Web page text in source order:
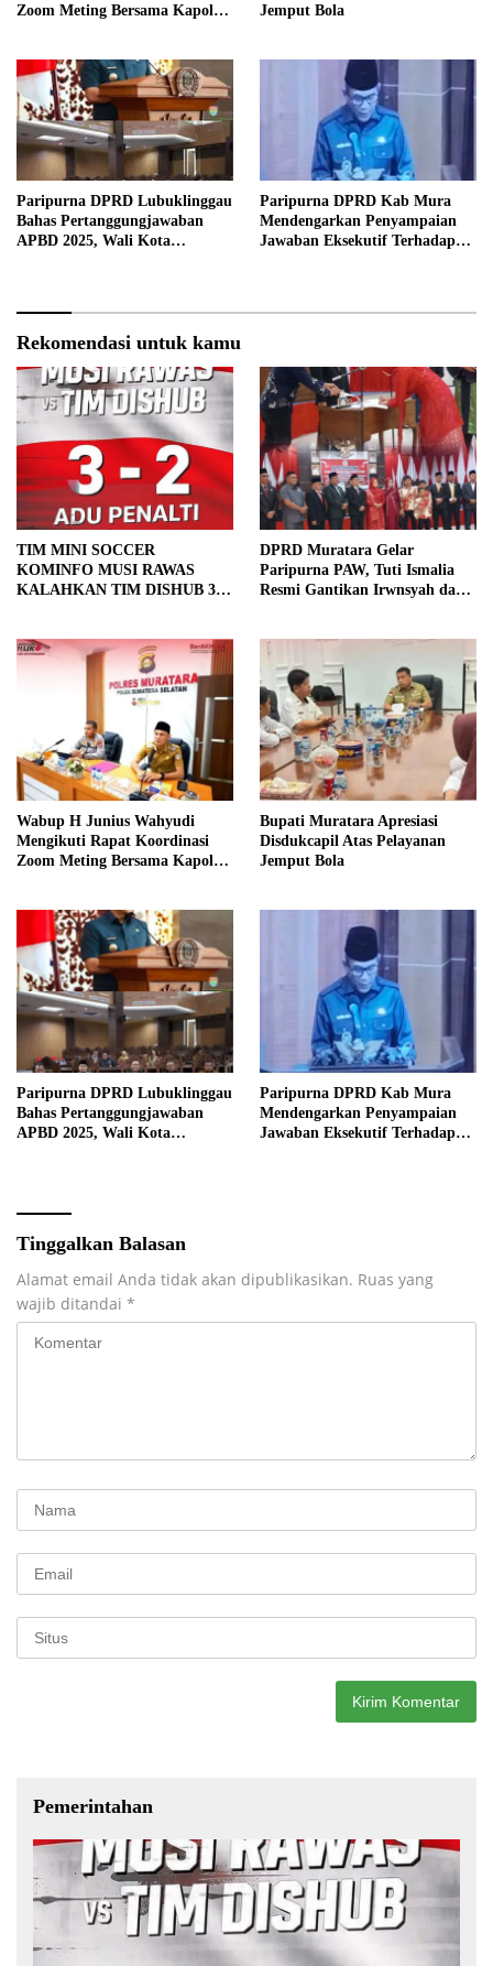
Zoom Meting Bersama Kapolres
Jemput Bola
Paripurna DPRD Lubuklinggau
Bahas Pertanggungjawaban
APBD 2025, Wali Kota
Paripurna DPRD Kab Mura
Mendengarkan Penyampaian
Jawaban Eksekutif Terhadap
Rekomendasi untuk kamu
TIM MINI SOCCER
KOMINFO MUSI RAWAS
KALAHKAN TIM DISHUB 3-2
DPRD Muratara Gelar
Paripurna PAW, Tuti Ismalia
Resmi Gantikan Irwnsyah dari
Wabup H Junius Wahyudi
Mengikuti Rapat Koordinasi
Zoom Meting Bersama Kapolres
Bupati Muratara Apresiasi
Disdukcapil Atas Pelayanan
Jemput Bola
Paripurna DPRD Lubuklinggau
Bahas Pertanggungjawaban
APBD 2025, Wali Kota
Paripurna DPRD Kab Mura
Mendengarkan Penyampaian
Jawaban Eksekutif Terhadap
Tinggalkan Balasan
Alamat email Anda tidak akan dipublikasikan. Ruas yang
wajib ditandai *
Pemerintahan